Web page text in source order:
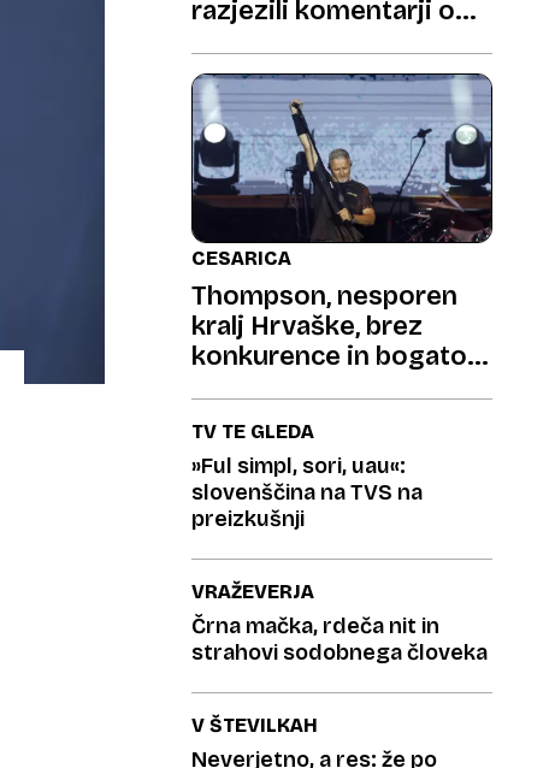
razjezili komentarji o
CESARICA
Thompson, nesporen
kralj Hrvaške, brez
konkurence in bogato
TV TE GLEDA
»Ful simpl, sori, uau«:
slovenščina na TVS na
preizkušnji
VRAŽEVERJA
Črna mačka, rdeča nit in
strahovi sodobnega človeka
V ŠTEVILKAH
Neverjetno, a res: že po